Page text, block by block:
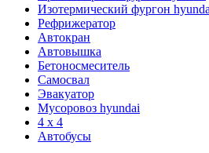
Изотермический фургон
Рефрижератор
Автокран
Автовышка
Бетоносмеситель
Самосвал
Эвакуатор
Мусоровоз hyundai
4 x 4
Автобусы